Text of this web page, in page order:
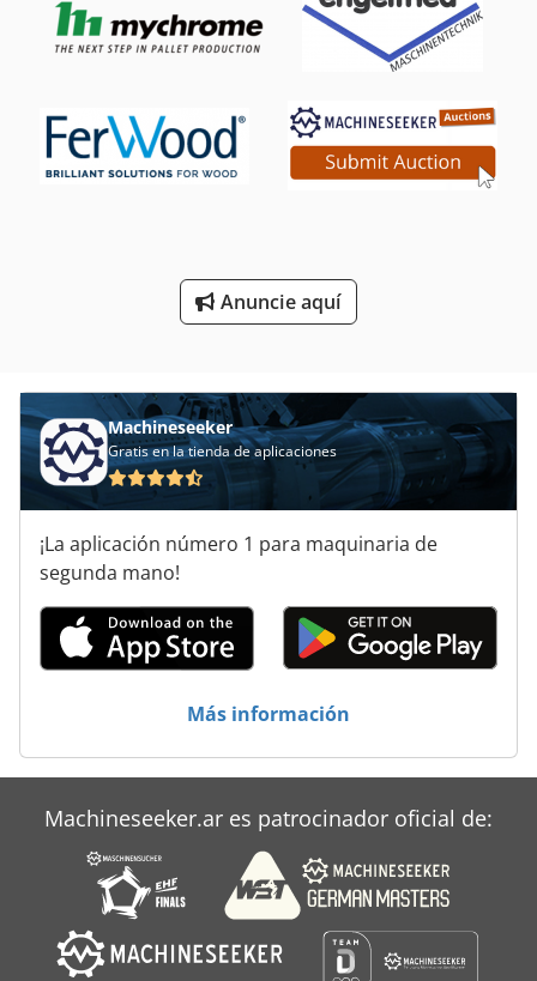
Sierras De Frío
Sierras De Mesa Ajustable En Altura
Sierras De Rowena
Anuncie aquí
Machineseeker
Gratis en la tienda de aplicaciones
¡La aplicación número 1 para maquinaria de
segunda mano!
Más información
Machineseeker.ar es patrocinador oficial de: